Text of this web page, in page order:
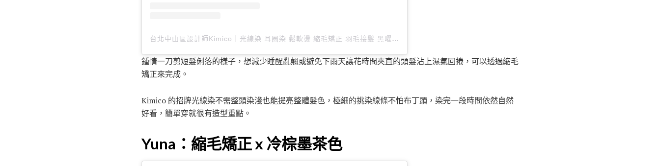
台北中山區設計師Kimico｜光線染 耳圈染 鬆軟燙 縮毛矯正 羽毛接髮 黑曜光感護髮（@je_kimico）分享的貼文
鍾情一刀剪短髮俐落的樣子，想減少睡醒亂翹或避免下雨天讓花時間夾直的頭髮沾上濕氣回捲，可以透過縮毛
矯正來完成。
Kimico 的招牌光線染不需整頭染淺也能提亮整體髮色，極細的挑染線條不怕布丁頭，染完一段時間依然自然
好看，簡單穿就很有造型重點。
Yuna：縮毛矯正 x 冷棕墨茶色